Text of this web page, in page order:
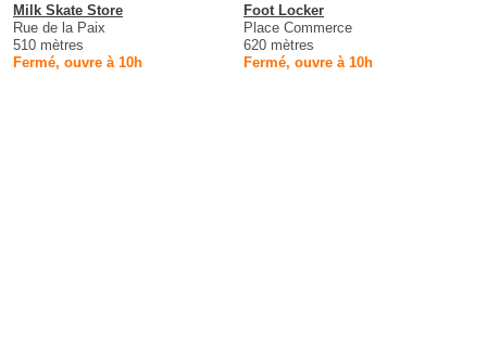
Milk Skate Store
Rue de la Paix
510 mètres
Fermé, ouvre à 10h
Foot Locker
Place Commerce
620 mètres
Fermé, ouvre à 10h